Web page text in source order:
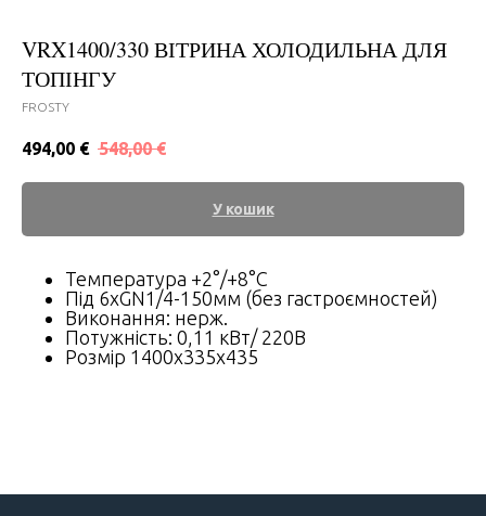
VRX1400/330 ВІТРИНА ХОЛОДИЛЬНА ДЛЯ
ТОПІНГУ
FROSTY
494,00 € 548,00 €
У кошик
Температура +2°/+8°C
Під 6хGN1/4-150мм (без гастроємностей)
Виконання: нерж.
Потужність: 0,11 кВт/ 220В
Розмір 1400x335x435